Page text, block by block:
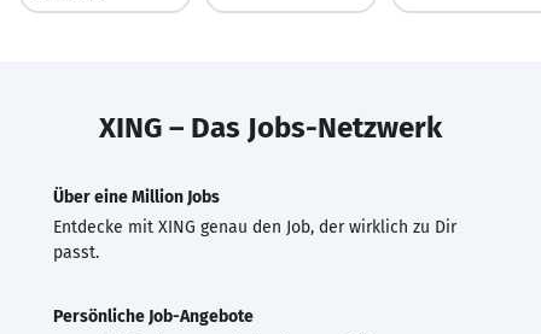
XING – Das Jobs-Netzwerk
Über eine Million Jobs
Entdecke mit XING genau den Job, der wirklich zu Dir
passt.
Persönliche Job-Angebote